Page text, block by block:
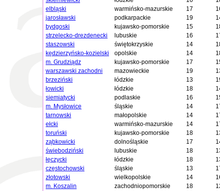
elbląski
warmińsko-mazurskie 17
jarosławski
podkarpackie 19
bydgoski
kujawsko-pomorskie 15
strzelecko-drezdenecki
lubuskie 16
staszowski
świętokrzyskie 14
kędzierzyńsko-kozielski
opolskie 14
m. Grudziądz
kujawsko-pomorskie 17
warszawski zachodni
mazowieckie 19
brzeziński
łódzkie 13
łowicki
łódzkie 18
siemiatycki
podlaskie 16
m. Mysłowice
śląskie 14
tarnowski
małopolskie 14
ełcki
warmińsko-mazurskie 14
toruński
kujawsko-pomorskie 18
ząbkowicki
dolnośląskie 17
świebodziński
lubuskie 18
łęczycki
łódzkie 18
częstochowski
śląskie 13
złotowski
wielkopolskie 14
m. Koszalin
zachodniopomorskie 18